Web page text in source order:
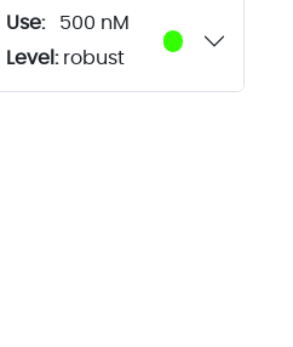
500 nM
Level:robust